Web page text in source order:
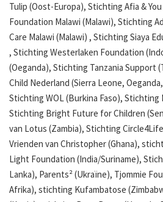
Tulip (Oost-Europa), Stichting Afia &
Foundation Malawi (Malawi), Stichting
Care Malawi (Malawi) , Stichting Siaya
, Stichting Westerlaken Foundation
(Oeganda), Stichting Tanzania Support
Child Nederland (Sierra Leone,
Stichting WOL (Burkina Faso), Stichting
Stichting Bright Future for Children
van Lotus (Zambia), Stichting
Vrienden van Christopher (Ghana),
Light Foundation (India/Suriname),
Lanka), Parents² (Ukraïne), Tjommie
Afrika), stichting Kufambatose